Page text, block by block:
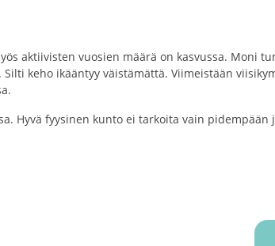
aktiivisten vuosien määrä on kasvussa. Moni
keho ikääntyy väistämättä. Viimeistään
Hyvä fyysinen kunto ei tarkoita vain pidempään